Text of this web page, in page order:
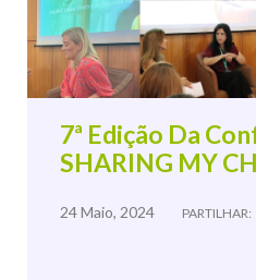
7ª Edição Da
SHARING MY
24 Maio, 2024 PARTILHAR: